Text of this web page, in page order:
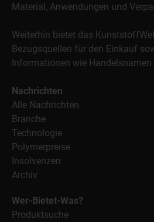
Material, Anwendungen und
Weiterhin bietet das
Bezugsquellen für den Einkauf
Informationen wie Handelsnamen
Nachrichten
Alle Nachrichten
Branche
Technologie
Polymerpreise
Insolvenzen
Archiv
Wer-Bietet-Was?
Produktsuche